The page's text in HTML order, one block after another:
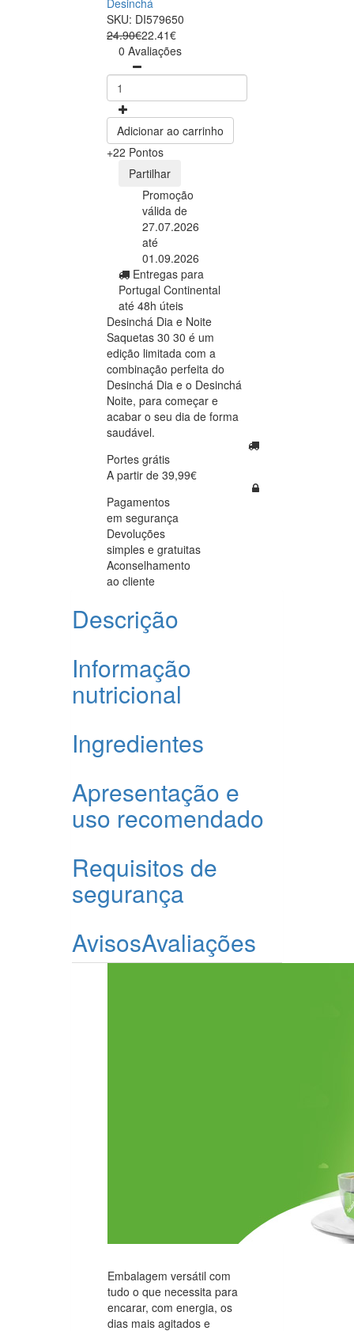
SKU: DI579650
24.90€22.41€
0 Avaliações
Adicionar ao carrinho
+22 Pontos
Partilhar
Promoção
válida de
27.07.2026
até
01.09.2026
Entregas para
Portugal Continental
até 48h úteis
Desinchá Dia e Noite
Saquetas 30 30 é um
edição limitada com a
combinação perfeita do
Desinchá Dia e o Desinchá
Noite, para começar e
acabar o seu dia de forma
saudável.
Portes grátis
A partir de 39,99€
Pagamentos
em segurança
Devoluções
simples e gratuitas
Aconselhamento
ao cliente
Descrição
Informação
nutricional
Ingredientes
Apresentação e
uso recomendado
Requisitos de
segurança
AvisosAvaliações
Embalagem versátil com
tudo o que necessita para
encarar, com energia, os
dias mais agitados e